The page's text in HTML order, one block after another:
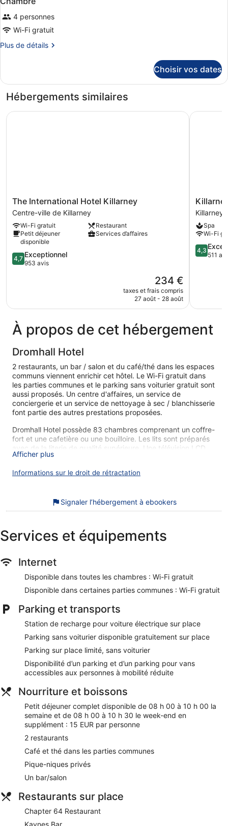
4 personnes
Wi-Fi gratuit
Plus de détails
Plus
le
de
Chambre
Choisir vos dates
Hébergements similaires
The
International
Hotel
Killarney
Centre-
ville
de
Killarney
The International Hotel Killarney
Centre-ville de Killarney
Wi-Fi gratuit
Restaurant
Petit déjeuner
disponible
Services d’affaires
4.7
sur
4,7 Exceptionnel
953 avis
Le
nouveau
prix
234 €
taxes et frais compris
27 août - 28 août
The International Hotel Killarney
Killarney
Court
Hotel
Killarney
Killarney
Spa
Wi-Fi
4.3
sur
4,3
511
Killarney
À propos de cet hébergement
Dromhall Hotel
2 restaurants, un bar / salon et du café/thé dans les espaces
communs viennent enrichir cet hôtel. Le Wi-Fi gratuit dans
les parties communes et le parking sans voiturier gratuit sont
aussi proposés. Un centre d'affaires, un service de
conciergerie et un service de nettoyage à sec / blanchisserie
font partie des autres prestations proposées.
Dromhall Hotel possède 83 chambres comprenant un coffre-
fort et une cafetière ou une bouilloire. Les lits sont préparés
avec de la literie de qualité supérieure. Une télévision LCD
donne accès aux chaînes par satellite. Les salles de bain
toilette gratuits et un sèche-cheveux.
également disponibles. Un service de préparation de lit en
notamment des fers/planches à repasser.
accessibles directement sur place ou à proximité. Ces
activités peuvent faire l'objet de frais supplémentaires.
Nos clients nous ont dit qu'ils avaient été enchantés par le
séjour, vous serez en liaison directe avec le centre des
congrès et à seulement quelques minutes de marche de
Parc national de Killarney. Parmi les prestations de cet
hébergement, on compte l'accès Wi-Fi à Internet gratuit, un
Wi-Fi gratuit
Parking sans service de voiturier gratuit
Pour un moment détente, vous profiterez d'un agréable
repas au restaurant-brasserie et de délicieuses boissons
au gastro-pub
Petit déjeuner complet servi tous les jours en supplément
Parmi les services offerts, vous trouverez un service de
garde d'enfants, un service de nettoyage à
sec / blanchisserie et un service de conciergerie
Location de vélos et activités fun pour tous les âges :
passez un séjour divertissant grâce au nombreux loisirs
proposés sur place
À seulement 4 minutes à pied de Parc national de
de Killarney
Afficher plus
Informations sur le droit de rétractation
Signaler l’hébergement à ebookers
Services et équipements
Internet
Disponible dans toutes les chambres : Wi-Fi gratuit
Disponible dans certaines parties communes : Wi-Fi gratuit
Parking et transports
Station de recharge pour voiture électrique sur place
Parking sans voiturier disponible gratuitement sur place
Parking sur place limité, sans voiturier
Disponibilité d’un parking et d’un parking pour vans
accessibles aux personnes à mobilité réduite
Nourriture et boissons
Petit déjeuner complet disponible de 08 h 00 à 10 h 00 la
semaine et de 08 h 00 à 10 h 30 le week-end en
supplément : 15 EUR par personne
2 restaurants
Café et thé dans les parties communes
Pique-niques privés
Un bar/salon
Restaurants sur place
Chapter 64 Restaurant
Kaynes Bar